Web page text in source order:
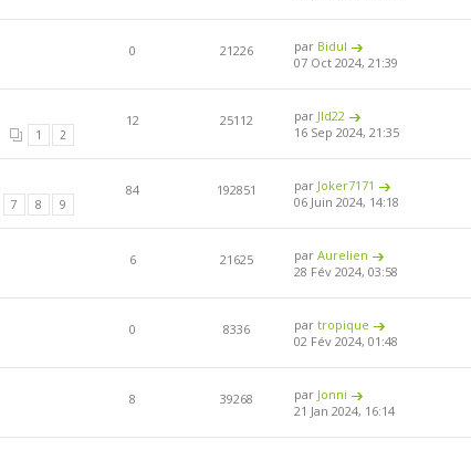
0 21226 par Bidul
07 Oct 2024, 21:39
1 2
12 25112 par Jld22
16 Sep 2024, 21:35
7 8 9
84 192851 par Joker7171
06 Juin 2024, 14:18
6 21625 parAurelien
28 Fév 2024, 03:58
0 8336 partropique
02 Fév 2024, 01:48
8 39268 par Jonni
21 Jan 2024, 16:14